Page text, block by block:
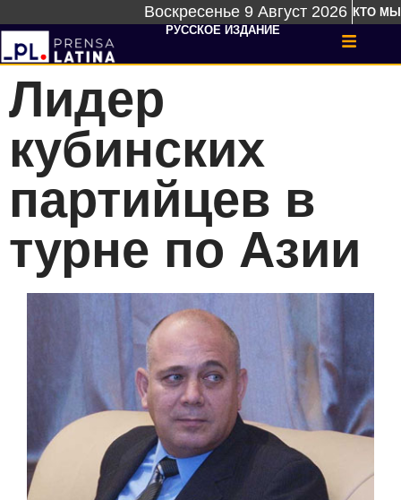
Воскресенье 9 Август 2026 КТО МЫ
РУССКОЕ ИЗДАНИЕ
Лидер
кубинских
партийцев в
турне по Азии